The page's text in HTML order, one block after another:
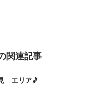
関連記事
エリア🎵